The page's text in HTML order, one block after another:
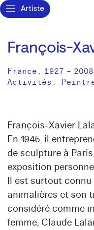
Artiste
François-
France , 1927 – 2008
Activités:
François-Xavier
En 1945, il
de sculpture à
exposition
Il est surtout
animalières et son
considéré comme
femme, Claude